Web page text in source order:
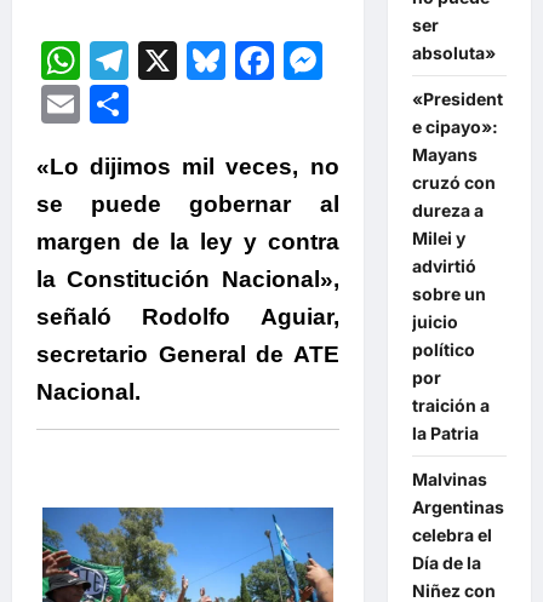
WhatsApp
Telegram
X Bluesky
Facebook
Messenger
Email
«Lo dijimos mil veces, no
se puede gobernar al
margen de la ley y contra
la Constitución Nacional»,
señaló Rodolfo Aguiar,
secretario General de ATE
Nacional.
ser
absoluta»
«President
e cipayo»:
Mayans
cruzó con
dureza a
Milei y
advirtió
sobre un
juicio
político
por
traición a
la Patria
Malvinas
Argentinas
celebra el
Día de la
Niñez con